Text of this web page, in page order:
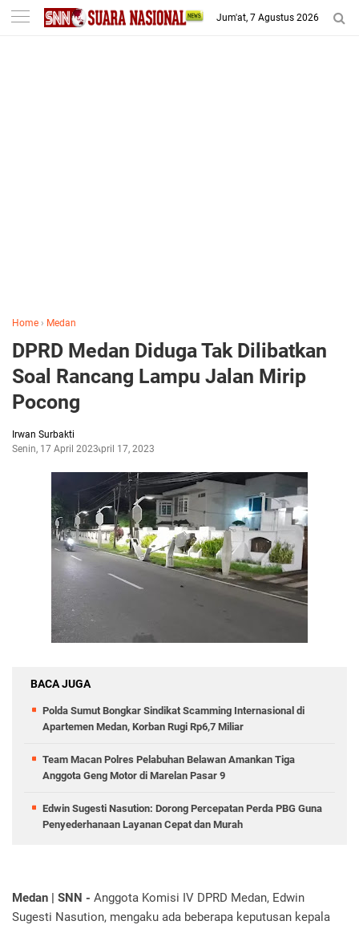
-->
Jum'at, 7 Agustus 2026
Home › Medan
DPRD Medan Diduga Tak Dilibatkan
Soal Rancang Lampu Jalan Mirip
Pocong
Irwan Surbakti
Senin, 17 April 2023April 17, 2023
BACA JUGA
Polda Sumut Bongkar Sindikat Scamming Internasional di
Apartemen Medan, Korban Rugi Rp6,7 Miliar
Team Macan Polres Pelabuhan Belawan Amankan Tiga
Anggota Geng Motor di Marelan Pasar 9
Edwin Sugesti Nasution: Dorong Percepatan Perda PBG Guna
Penyederhanaan Layanan Cepat dan Murah
Medan | SNN - Anggota Komisi IV DPRD Medan, Edwin
Sugesti Nasution, mengaku ada beberapa keputusan kepala